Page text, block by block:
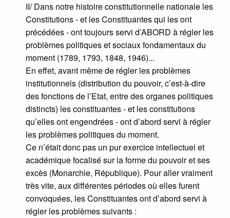
II/ Dans notre histoire constitutionnelle nationale les
Constitutions - et les Constituantes qui les ont
précédées - ont toujours servi d’ABORD à régler les
problèmes politiques et sociaux fondamentaux du
moment (1789, 1793, 1848, 1946)...
En effet, avant même de régler les problèmes
institutionnels (distribution du pouvoir, c’est-à-dire
des fonctions de l’Etat, entre des organes politiques
distincts) les constituantes - et les constitutions
qu’elles ont engendrées - ont d’abord servi à régler
les problèmes politiques du moment.
Ce n’était donc pas un pur exercice intellectuel et
académique focalisé sur la forme du pouvoir et ses
excès (Monarchie, République). Pour aller vraiment
très vite, aux différentes périodes où elles furent
convoquées, les Constituantes ont d’abord servi à
régler les problèmes suivants :